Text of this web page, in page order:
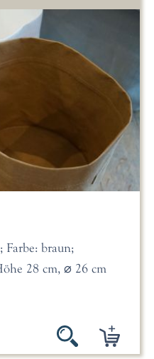
braun;
28 cm, ⌀ 26 cm